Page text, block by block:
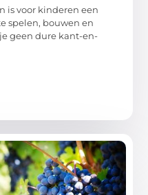
is voor kinderen een
spelen, bouwen en
geen dure kant-en-